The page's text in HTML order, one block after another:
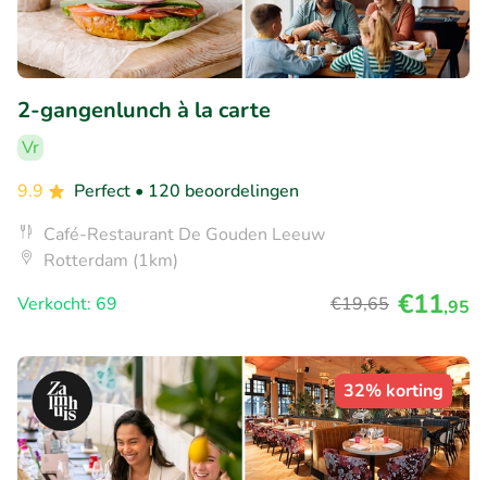
2-gangenlunch à la carte
Vr
9.9
Perfect • 120 beoordelingen
Café-Restaurant De Gouden Leeuw
Rotterdam (1km)
Verkocht: 69
€19,65 €11,95
32% korting